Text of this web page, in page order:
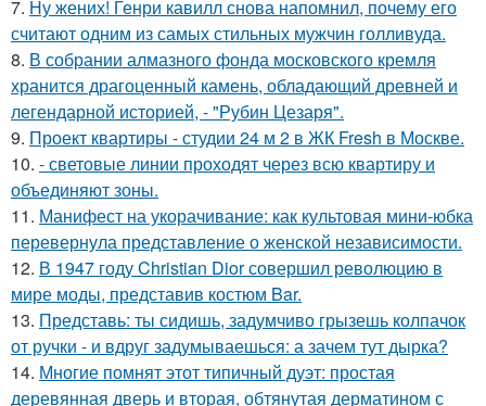
7. Ну жених! Генри кавилл снова напомнил, почему его
считают одним из самых стильных мужчин голливуда.
8. В собрании алмазного фонда московского кремля
хранится драгоценный камень, обладающий древней и
легендарной историей, - "Рубин Цезаря".
9. Проект квартиры - студии 24 м 2 в ЖК Fresh в Москве.
10. - световые линии проходят через всю квартиру и
объединяют зоны.
11. Манифест на укорачивание: как культовая мини-юбка
перевернула представление о женской независимости.
12. В 1947 году Christian Dior совершил революцию в
мире моды, представив костюм Bar.
13. Представь: ты сидишь, задумчиво грызешь колпачок
от ручки - и вдруг задумываешься: а зачем тут дырка?
14. Многие помнят этот типичный дуэт: простая
деревянная дверь и вторая, обтянутая дерматином с